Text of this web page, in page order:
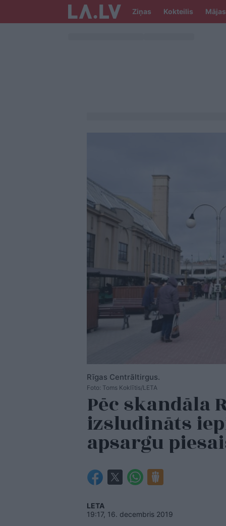
Ziņas Kokteilis Mājas
Rīgas Centrāltirgus.
Foto: Toms Koklītis/LETA
Pēc skandāla
izsludināts
apsargu
LETA
19:17, 16. decembris 2019